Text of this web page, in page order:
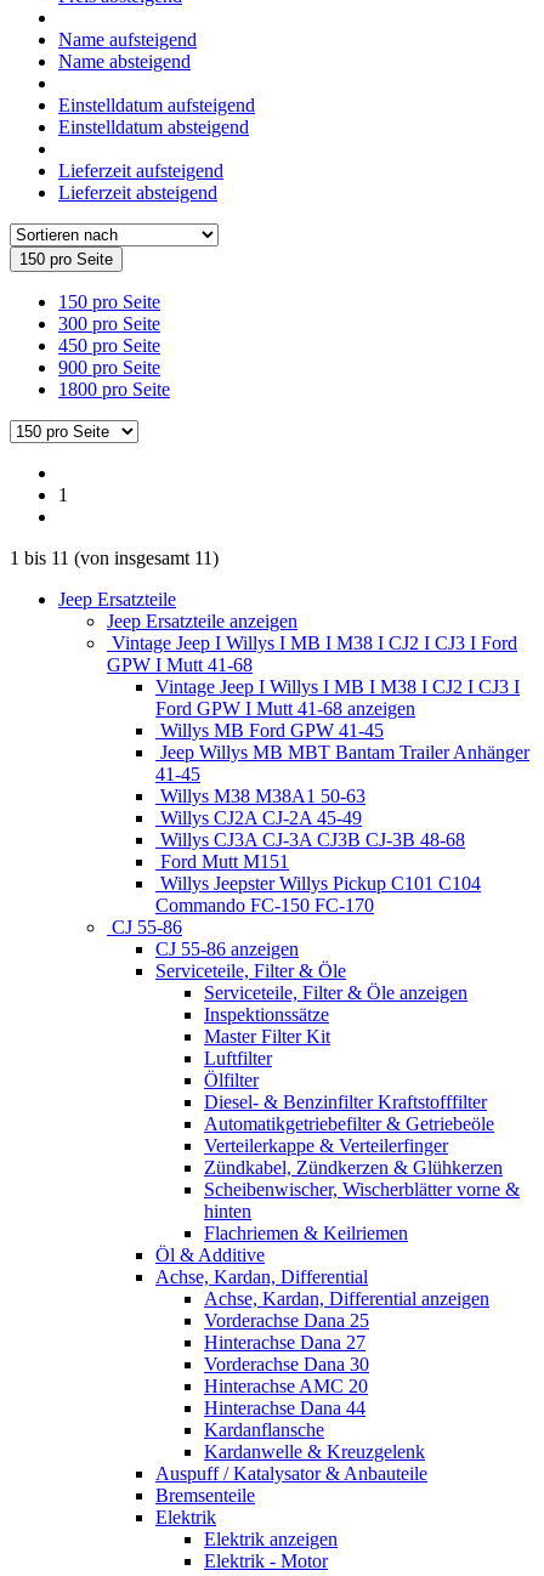
Name aufsteigend
Name absteigend
Einstelldatum aufsteigend
Einstelldatum absteigend
Lieferzeit aufsteigend
Lieferzeit absteigend
150 pro Seite
150 pro Seite
300 pro Seite
450 pro Seite
900 pro Seite
1800 pro Seite
1
1 bis 11 (von insgesamt 11)
Jeep Ersatzteile
Jeep Ersatzteile anzeigen
Vintage Jeep I Willys I MB I M38 I CJ2 I CJ3 I Ford
GPW I Mutt 41-68
Vintage Jeep I Willys I MB I M38 I CJ2 I CJ3 I
Ford GPW I Mutt 41-68 anzeigen
Willys MB Ford GPW 41-45
Jeep Willys MB MBT Bantam Trailer Anhänger
41-45
Willys M38 M38A1 50-63
Willys CJ2A CJ-2A 45-49
Willys CJ3A CJ-3A CJ3B CJ-3B 48-68
Ford Mutt M151
Willys Jeepster Willys Pickup C101 C104
Commando FC-150 FC-170
CJ 55-86
CJ 55-86 anzeigen
Serviceteile, Filter & Öle
Serviceteile, Filter & Öle anzeigen
Inspektionssätze
Master Filter Kit
Luftfilter
Ölfilter
Diesel- & Benzinfilter Kraftstofffilter
Automatikgetriebefilter & Getriebeöle
Verteilerkappe & Verteilerfinger
Zündkabel, Zündkerzen & Glühkerzen
Scheibenwischer, Wischerblätter vorne &
hinten
Flachriemen & Keilriemen
Öl & Additive
Achse, Kardan, Differential
Achse, Kardan, Differential anzeigen
Vorderachse Dana 25
Hinterachse Dana 27
Vorderachse Dana 30
Hinterachse AMC 20
Hinterachse Dana 44
Kardanflansche
Kardanwelle & Kreuzgelenk
Auspuff / Katalysator & Anbauteile
Bremsenteile
Elektrik
Elektrik anzeigen
Elektrik - Motor